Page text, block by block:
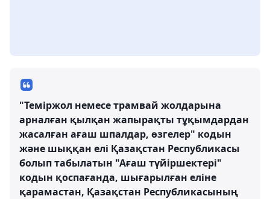
"Теміржол немесе трамвай жолдарына
арналған қылқан жапырақты тұқымдардан
жасалған ағаш шпалдар, өзгелер" кодын
және шыққан елі Қазақстан Республикасы
болып табылатын "Ағаш түйіршектері"
кодын қоспағанда, шығарылған еліне
қарамастан, Қазақстан Республикасының